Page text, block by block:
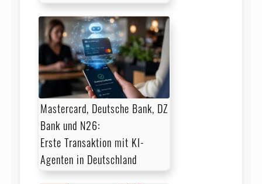
Mastercard, Deutsche Bank, DZ
Bank und N26:
Erste Transaktion mit KI-
Agenten in Deutschland